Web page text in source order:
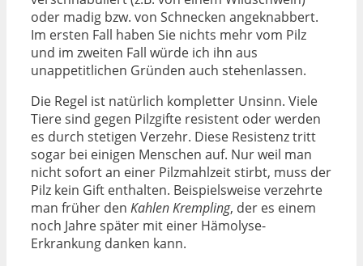
oder madig bzw. von Schnecken angeknabbert.
Im ersten Fall haben Sie nichts mehr vom Pilz
und im zweiten Fall würde ich ihn aus
unappetitlichen Gründen auch stehenlassen.
Die Regel ist natürlich kompletter Unsinn. Viele
Tiere sind gegen Pilzgifte resistent oder werden
es durch stetigen Verzehr. Diese Resistenz tritt
sogar bei einigen Menschen auf. Nur weil man
nicht sofort an einer Pilzmahlzeit stirbt, muss der
Pilz kein Gift enthalten. Beispielsweise verzehrte
man früher den Kahlen Krempling, der es einem
noch Jahre später mit einer Hämolyse-
Erkrankung danken kann.